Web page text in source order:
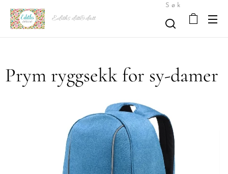
Ediths ditt&datt
Søk
Prym ryggsekk for sy-damer